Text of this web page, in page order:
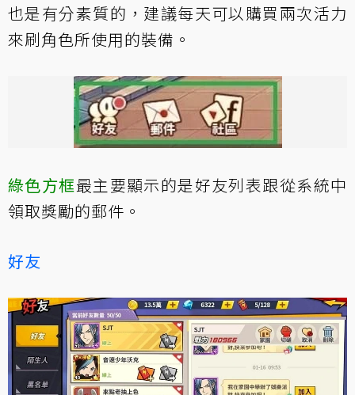
也是有分素質的，建議每天可以購買兩次活力
來刷角色所使用的裝備。
綠色方框最主要顯示的是好友列表跟從系統中
領取獎勵的郵件。
好友